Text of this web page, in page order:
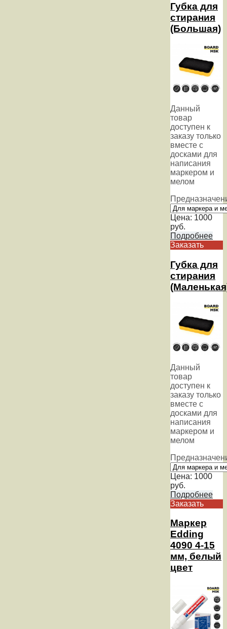
Губка для
стирания
(Большая)
Данный
товар
доступен к
заказу только
вместе с
досками для
написания
маркером и
мелом
Цена: 1000
руб.
Подробнее
Заказать
Губка для
стирания
Данный
товар
доступен к
заказу только
вместе с
досками для
написания
маркером и
мелом
Цена: 1000
руб.
Подробнее
Заказать
Маркер
Edding
4090 4-15
мм, белый
цвет